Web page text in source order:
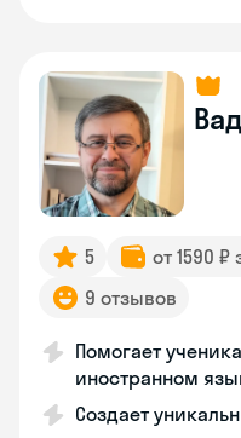
5 от 1590 ₽
9 отзывов
Помогает
иностранном
Создает